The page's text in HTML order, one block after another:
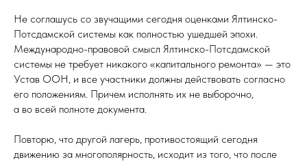
Не соглашусь со звучащими сегодня оценками Ялтинско-
Потсдамской системы как полностью ушедшей эпохи.
Международно-правовой смысл Ялтинско-Потсдамской
системы не требует никакого «капитального ремонта» — это
Устав ООН, и все участники должны действовать согласно
его положениям. Причем исполнять их не выборочно,
а во всей полноте документа.
Повторю, что другой лагерь, противостоящий сегодня
движению за многополярность, исходит из того, что после